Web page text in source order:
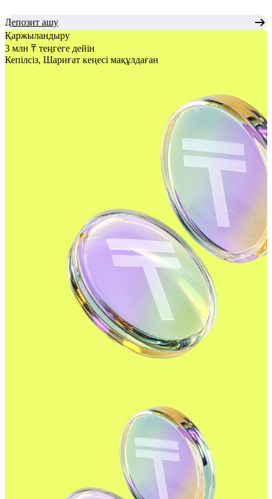
Депозит ашу
Қаржыландыру
3 млн ₸ теңгеге дейін
Кепілсіз, Шариғат кеңесі мақұлдаған